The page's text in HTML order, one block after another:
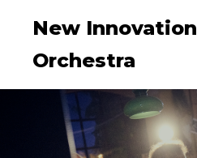
New Innovation
Orchestra